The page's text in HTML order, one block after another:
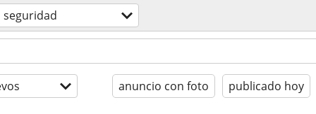
seguridad
anuncio con foto publicado hoy